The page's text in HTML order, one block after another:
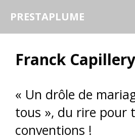
PRESTAPLUME
Franck Capillery
« Un drôle de
tous », du rire pour
conventions !